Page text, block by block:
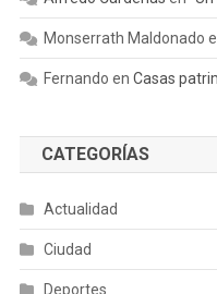
Monserrath Maldonado
Fernando en Casas
CATEGORÍAS
Actualidad
Ciudad
Deportes